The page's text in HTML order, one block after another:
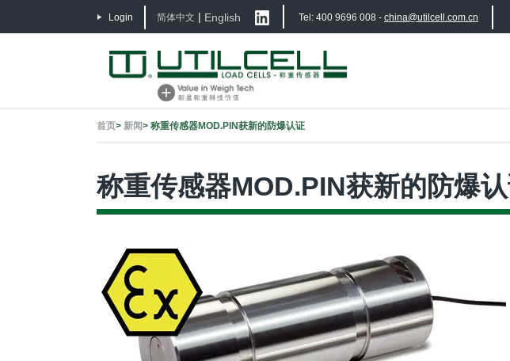
Login 简体中文 | English Tel: 400 9696 008 - china@utilcell.com.cn
首页> 新闻> 称重传感器MOD.PIN获新的防爆认证
称重传感器MOD.PIN获新的防爆